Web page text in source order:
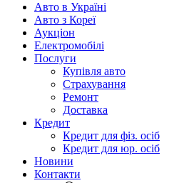
Авто в Україні
Авто з Кореї
Аукціон
Електромобілі
Послуги
Купівля авто
Страхування
Ремонт
Доставка
Кредит
Кредит для фіз. осіб
Кредит для юр. осіб
Новини
Контакти